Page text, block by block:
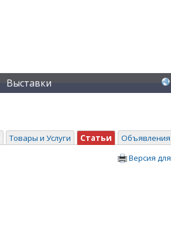
Выставки
Товары и Услуги Статьи Объявления
Версия